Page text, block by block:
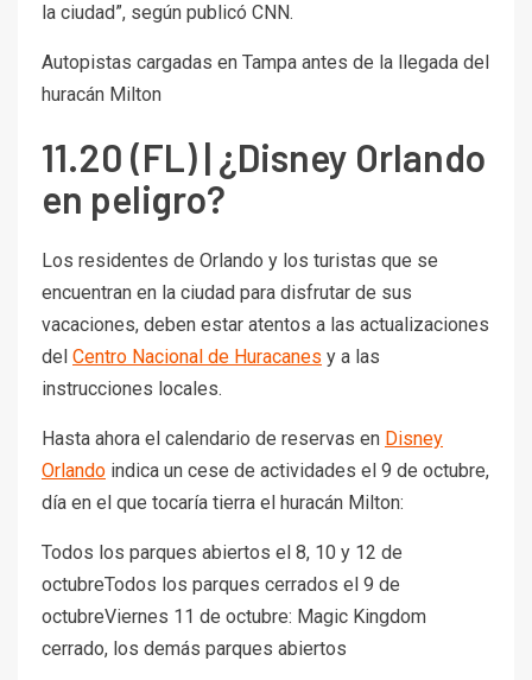
la ciudad”, según publicó CNN.
Autopistas cargadas en Tampa antes de la llegada del
huracán Milton
11.20 (FL) | ¿Disney Orlando
en peligro?
Los residentes de Orlando y los turistas que se
encuentran en la ciudad para disfrutar de sus
vacaciones, deben estar atentos a las actualizaciones
del Centro Nacional de Huracanes y a las
instrucciones locales.
Hasta ahora el calendario de reservas en Disney
Orlando indica un cese de actividades el 9 de octubre,
día en el que tocaría tierra el huracán Milton:
Todos los parques abiertos el 8, 10 y 12 de
octubreTodos los parques cerrados el 9 de
octubreViernes 11 de octubre: Magic Kingdom
cerrado, los demás parques abiertos